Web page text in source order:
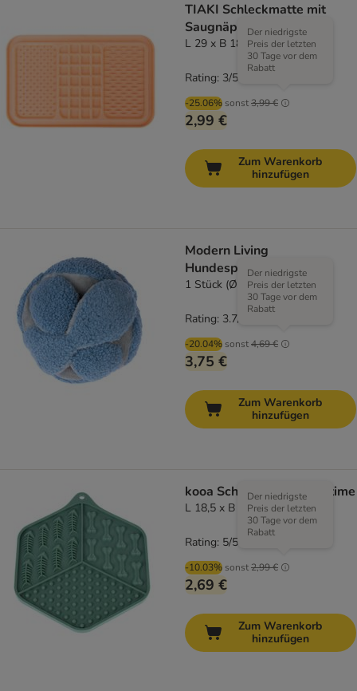
TIAKI Schleckmatte mit
Saugnäpfen
L 29 x B 18 x H 1 cm
-25.06% sonst3,99 €
Der niedrigste
Preis der letzten
30 Tage vor dem
Rabatt
2,99 €
Rating: 3/5
Zum Warenkorb
hinzufügen
Modern Living
Hundespielzeug Agness
1 Stück (Ø 14 cm)
-20.04% sonst4,69 €
Der niedrigste
Preis der letzten
30 Tage vor dem
Rabatt
3,75 €
Rating: 3.7/5
Zum Warenkorb
hinzufügen
kooa Schleckmatte Bathtime
L 18,5 x B 15,5 x H 1 cm
-10.03% sonst2,99 €
Der niedrigste
Preis der letzten
30 Tage vor dem
Rabatt
2,69 €
Rating: 5/5
Zum Warenkorb
hinzufügen